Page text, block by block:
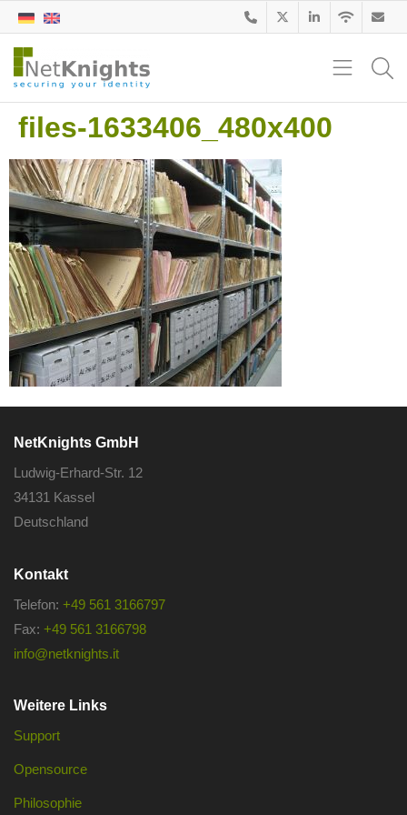
files-1633406_480x400
NetKnights GmbH
Ludwig-Erhard-Str. 12
34131 Kassel
Deutschland
Kontakt
Telefon: +49 561 3166797
Fax: +49 561 3166798
info@netknights.it
Weitere Links
Support
Opensource
Philosophie